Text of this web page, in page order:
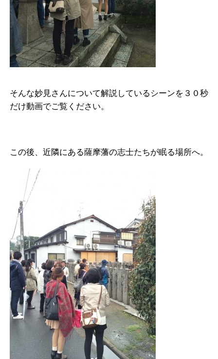
そんな妙見さんについて解説しているシーンを３０秒
だけ動画でご覧ください。
この後、近隣にある薩摩藩の志士たちが眠る場所へ。